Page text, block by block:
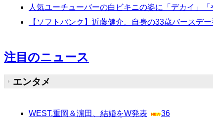
人気ユーチューバーの白ビキニの姿に「デカイ」
【ソフトバンク】近藤健介、自身の33歳バースデ
注目のニュース
エンタメ
WEST.重岡＆濵田、結婚をW発表
36